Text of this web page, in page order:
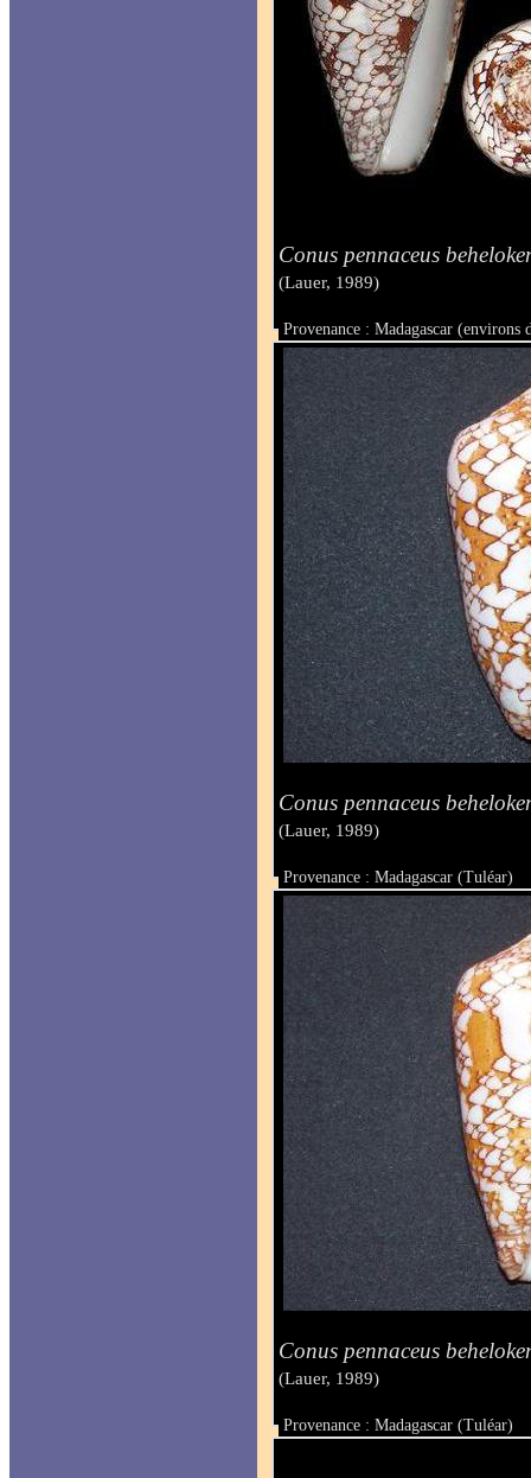
Conus pennaceus
(Lauer, 1989)
Provenance : Madagascar (environs
Taille : 51.2 mm
Conus pennaceus
(Lauer, 1989)
Provenance : Madagascar (Tuléar)
Taille : 65.5 mm
Conus pennaceus
(Lauer, 1989)
Provenance : Madagascar (Tuléar)
Taille : 65.5 mm